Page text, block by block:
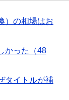
）の相場はお
かった（48
タイトルが補